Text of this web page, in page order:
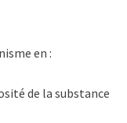
en :
de la substance